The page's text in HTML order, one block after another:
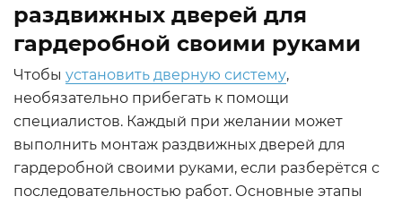
раздвижных дверей для
гардеробной своими руками
Чтобы установить дверную систему,
необязательно прибегать к помощи
специалистов. Каждый при желании может
выполнить монтаж раздвижных дверей для
гардеробной своими руками, если разберётся с
последовательностью работ. Основные этапы